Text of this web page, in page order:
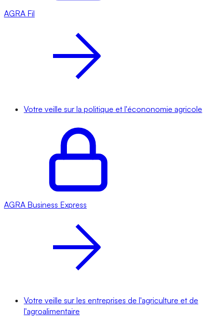
AGRA Fil
Votre veille sur la politique et l'écononomie agricole
AGRA Business Express
Votre veille sur les entreprises de l'agriculture et de
l'agroalimentaire